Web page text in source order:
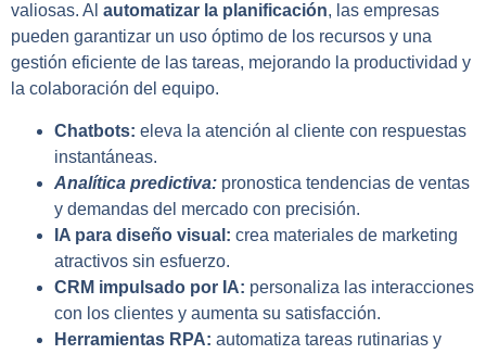
valiosas. Al automatizar la planificación, las empresas
pueden garantizar un uso óptimo de los recursos y una
gestión eficiente de las tareas, mejorando la productividad y
la colaboración del equipo.
Chatbots: eleva la atención al cliente con respuestas
instantáneas.
Analítica predictiva: pronostica tendencias de ventas
y demandas del mercado con precisión.
IA para diseño visual: crea materiales de marketing
atractivos sin esfuerzo.
CRM impulsado por IA: personaliza las interacciones
con los clientes y aumenta su satisfacción.
Herramientas RPA: automatiza tareas rutinarias y